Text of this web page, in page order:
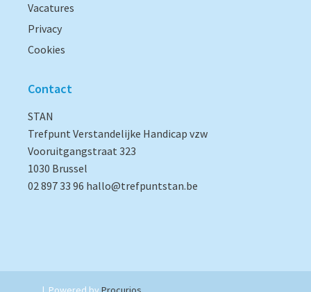
Vacatures
Privacy
Cookies
Contact
STAN
Trefpunt Verstandelijke Handicap vzw
Vooruitgangstraat 323
1030 Brussel
02 897 33 96 hallo@trefpuntstan.be